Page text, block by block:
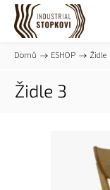
Domů / ESHOP / Židle
Židle 3